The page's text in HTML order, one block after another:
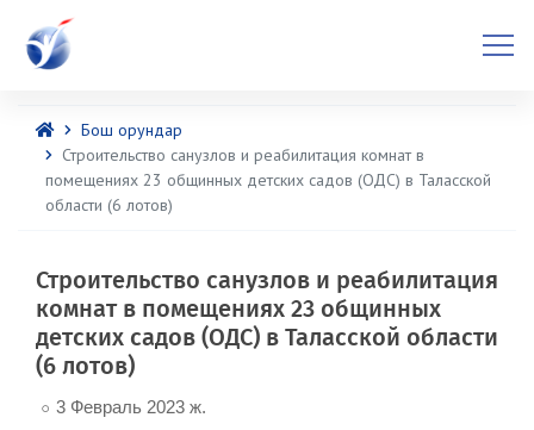
Бош орундар
Строительство санузлов и реабилитация комнат в
помещениях 23 общинных детских садов (ОДС) в Таласской
области (6 лотов)
Строительство санузлов и реабилитация
комнат в помещениях 23 общинных
детских садов (ОДС) в Таласской области
(6 лотов)
3 Февраль 2023 ж.